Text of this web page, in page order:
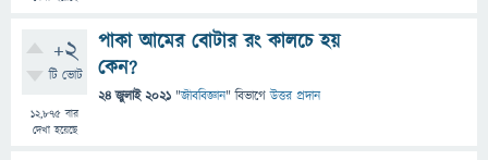
+2
টি ভোট
12,875 বার
দেখা হয়েছে
পাকা আমের বোটার রং কালচে হয়
কেন?
24 জুলাই 2021 "জীববিজ্ঞান" বিভাগে উত্তর প্রদান